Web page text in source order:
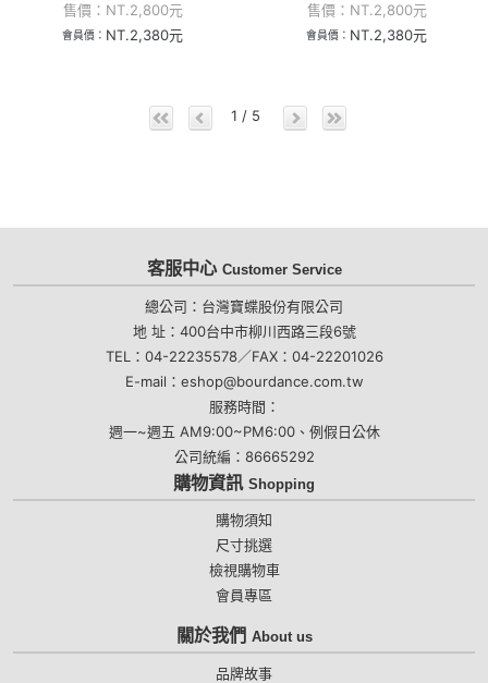
售價： NT.2,800元
會員價： NT.2,380元
售價： NT.2,800元
會員價： NT.2,380元
1 / 5
客服中心 Customer Service
總公司：台灣寶蝶股份有限公司
地 址：400台中市柳川西路三段6號
TEL：04-22235578／FAX：04-22201026
E-mail：eshop@bourdance.com.tw
服務時間：
週一~週五 AM9:00~PM6:00、例假日公休
公司統編：86665292
購物資訊 Shopping
購物須知
尺寸挑選
檢視購物車
會員專區
關於我們 About us
品牌故事